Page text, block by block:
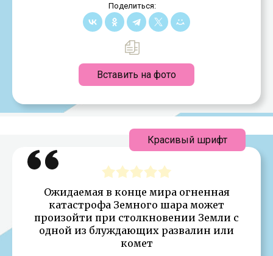
Поделиться:
Вставить на фото
Ожидаемая в конце мира огненная
катастрофа Земного шара может
произойти при столкновении Земли с
одной из блуждающих развалин или
комет
Красивый шрифт